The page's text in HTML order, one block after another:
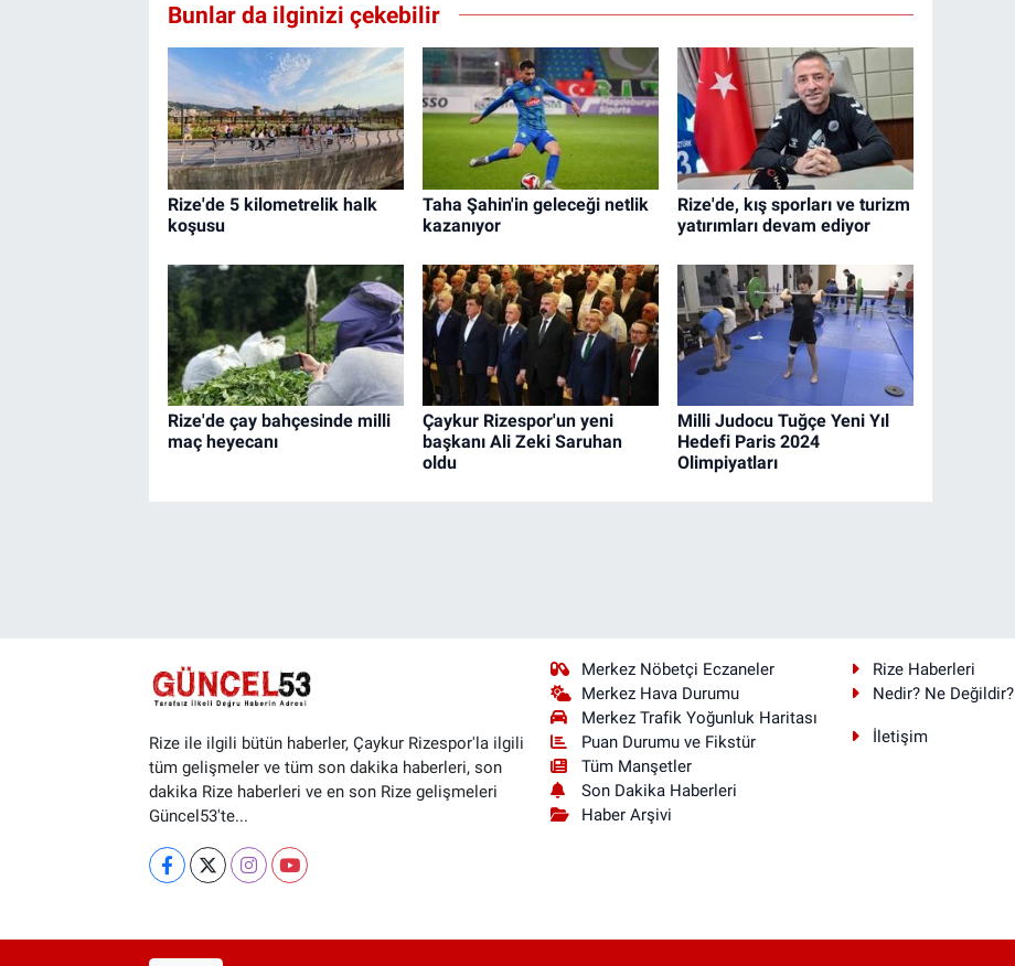
Bunlar da ilginizi çekebilir
Rize'de 5 kilometrelik halk
koşusu
Taha Şahin'in geleceği netlik
kazanıyor
Rize'de, kış sporları ve turizm
yatırımları devam ediyor
Rize'de çay bahçesinde milli
maç heyecanı
Çaykur Rizespor'un yeni
başkanı Ali Zeki Saruhan
oldu
Milli Judocu Tuğçe Yeni Yıl
Hedefi Paris 2024
Olimpiyatları
Rize ile ilgili bütün haberler, Çaykur Rizespor'la ilgili
tüm gelişmeler ve tüm son dakika haberleri, son
dakika Rize haberleri ve en son Rize gelişmeleri
Güncel53'te...
Merkez Nöbetçi Eczaneler
Merkez Hava Durumu
Merkez Trafik Yoğunluk Haritası
Puan Durumu ve Fikstür
Tüm Manşetler
Son Dakika Haberleri
Haber Arşivi
Rize Haberleri
Nedir? Ne Değildir?
İletişim